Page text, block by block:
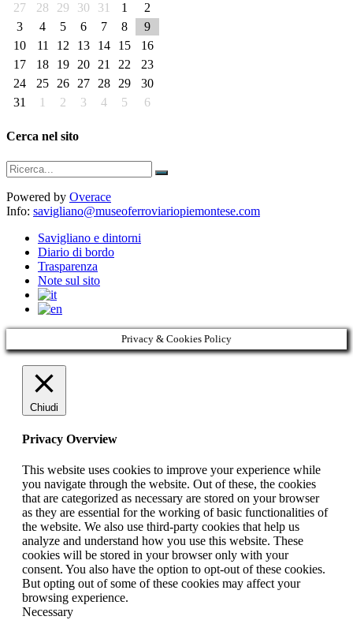
27
28 29 30 31 1
2
3
4 5 6 7 8
9
10
11 12 13 14 15
16
17
18 19 20 21 22
23
24
25 26 27 28 29
30
31
1 2 3 4 5 6
Cerca nel sito
Powered by Overace
Info: savigliano@museoferroviariopiemontese.com
Savigliano e dintorni
Diario di bordo
Trasparenza
Note sul sito
Privacy & Cookies Policy
Chiudi
Privacy Overview
This website uses cookies to improve your experience while
you navigate through the website. Out of these, the cookies
that are categorized as necessary are stored on your browser
as they are essential for the working of basic functionalities of
the website. We also use third-party cookies that help us
analyze and understand how you use this website. These
cookies will be stored in your browser only with your
consent. You also have the option to opt-out of these cookies.
But opting out of some of these cookies may affect your
browsing experience.
Necessary